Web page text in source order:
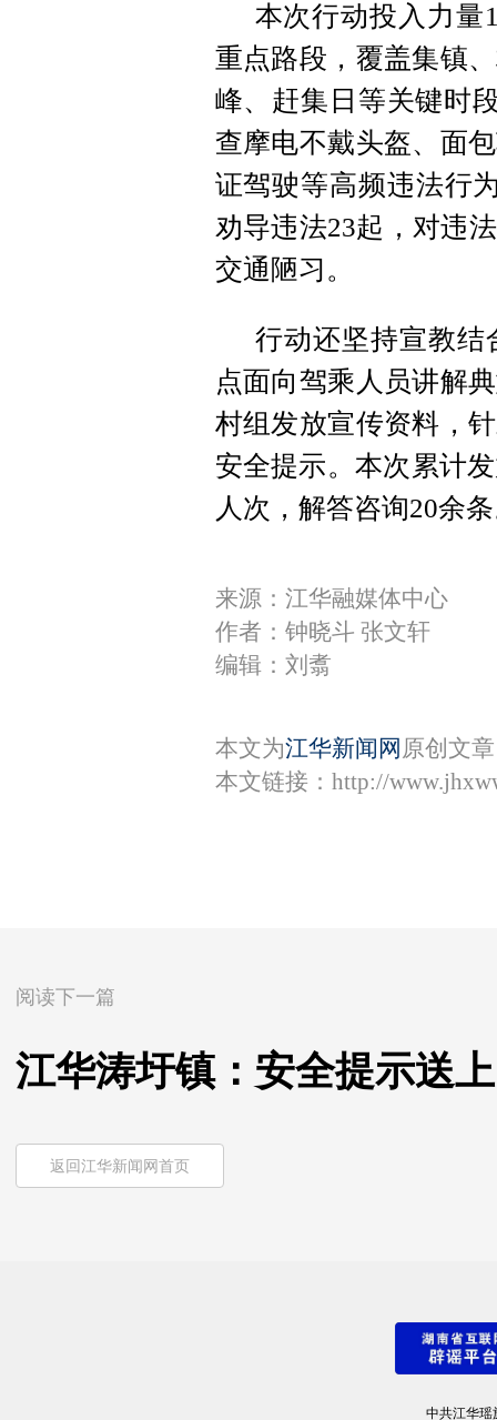
本次行动投入力量
重点路段，覆盖集镇
峰、赶集日等关键时
查摩电不戴头盔、面
证驾驶等高频违法行
劝导违法23起，对违
交通陋习。
行动还坚持宣教结
点面向驾乘人员讲解
村组发放宣传资料，
安全提示。本次累计
人次，解答咨询20余
来源：江华融媒体中心
作者：钟晓斗 张文轩
编辑：刘翥
本文为江华新闻网 原创文
本文链接： http://
阅读下一篇
江华涛圩镇：安全提示送
返回江华新闻网首页
中共江华瑶